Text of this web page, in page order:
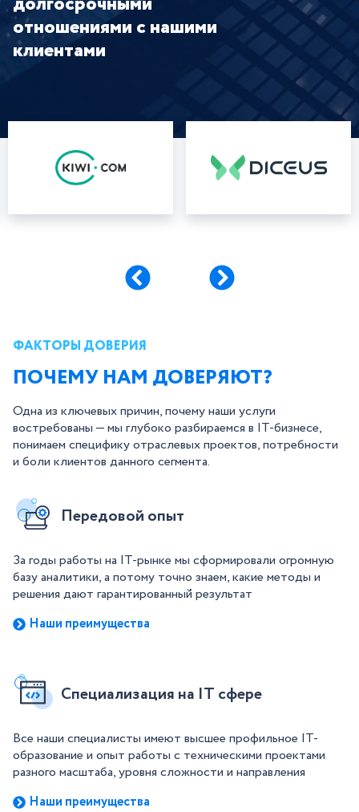
отношениями с нашими
клиентами
ФАКТОРЫ ДОВЕРИЯ
ПОЧЕМУ НАМ ДОВЕРЯЮТ?
Одна из ключевых причин, почему наши услуги
востребованы — мы глубоко разбираемся в IT-бизнесе,
понимаем специфику отраслевых проектов, потребности
и боли клиентов данного сегмента.
Передовой опыт
За годы работы на IT-рынке мы сформировали огромную
базу аналитики, а потому точно знаем, какие методы и
решения дают гарантированный результат
Наши преимущества
Специализация на IT сфере
Все наши специалисты имеют высшее профильное IT-
образование и опыт работы с техническими проектами
разного масштаба, уровня сложности и направления
Наши преимущества